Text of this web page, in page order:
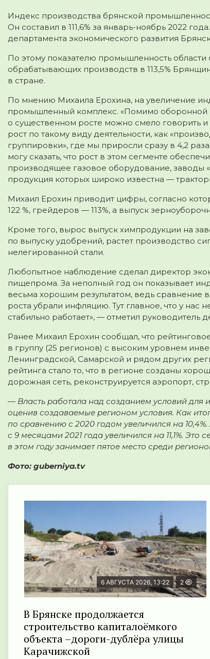
Индекс производства брянской
Он составил в 111,6% за январь-ноябрь 2022 года.
департамента экономического развития
По этому показателю промышленность
обрабатывающих производств в 113,5%
в стране.
По мнению Михаила Ерохина, на увеличение
промышленный комплекс. «Помимо оборонной
о существенном росте можно смело говорить
рост по такому виду деятельности, как
группировки», где мы приросли сразу в 4,2
могу сказать, что рост в этом сегменте
производящее газовое оборудование, заводы
продукция которых широко известна —
Михаил Ерохин приводит цифры, согласно
122 %, грейдеров — 113%, а выпуск
Кроме того, вырос выпуск химпродукции на
по выпуску удобрений, растет производство
нелегированной стали.
Любопытное наблюдение сделал директор
пищепрома. За неполный год он показывает
весьма хорошим результатом, ведь сравнение
роста убрали инфляцию. Тут главное, что у нас
стабильно работает», — отметил руководитель
Ранее Михаил Ерохин сообщал, что
в группу (25 регионов) с высоким уровнем
Ленинградской, Самарской и рядом других
рейтинга стало то, что в регионе созданы
дорожная сеть, реконструируется аэропорт,
— Власть работала над созданием условий для
оценив создаваемые регионом условия. Как
по сравнению с 2020 годом увеличился на
с 9 месяцами 2021 года увеличился на 11,1%. Это
в этом году занимает пятое место среди
Фото: guberniya.tv
6 АВГУСТА 2026, 13:22 2
В Брянске продолжается
строительство капиталоёмкого
объекта –дороги-дублёра улицы
Карачижской